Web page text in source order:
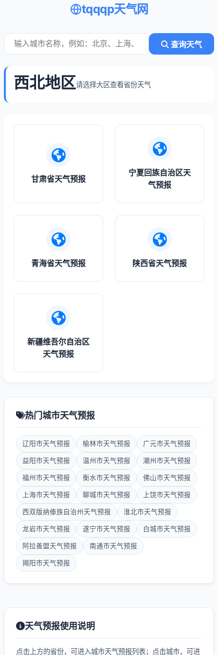
tqqqp天气网
查询天气
西北地区请选择大区查看省份天气
甘肃省天气预报
宁夏回族自治区天
气预报
青海省天气预报 陕西省天气预报
新疆维吾尔自治区
天气预报
热门城市天气预报
辽阳市天气预报 榆林市天气预报 广元市天气预报
益阳市天气预报 温州市天气预报 潮州市天气预报
福州市天气预报 衡水市天气预报 佛山市天气预报
上海市天气预报 聊城市天气预报 上饶市天气预报
西双版纳傣族自治州天气预报 淮北市天气预报
龙岩市天气预报 遂宁市天气预报 白城市天气预报
阿拉善盟天气预报 南通市天气预报
揭阳市天气预报
天气预报使用说明
点击上方的省份，可进入城市天气预报列表；点击城市，可进